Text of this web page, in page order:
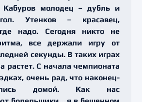
Кабуров молодец – дубль и
Утенков – красавец,
надо. Сегодня никто не
все держали игру от
секунды. В таких играх
растет. С начала чемпионата
очень рад, что наконец-
домой. Как нас